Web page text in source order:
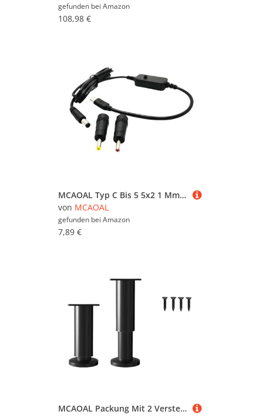
gefunden bei Amazon
108,98 €
MCAOAL Typ C Bis 5 5x2 1 Mm Adapterkabel 5V 9V 12 V 15V 20V Einstellbare Mit 2 Austauschbaren Steckverbindern Für Den Laptop Stromversabtungskabel Zum Laptop Typ C
von MCAOAL
gefunden bei Amazon
7,89 €
MCAOAL Packung Mit 2 Verstellbaren Stahlmöbeln Beine Sofa Couch Beine Stoßdämpferung Fußpolster Für Schreibtisch Couches Regale & Kommode Couchtisch Couchtisch